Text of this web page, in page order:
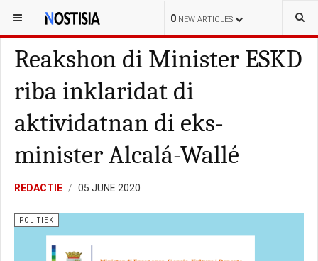
0 NEW ARTICLES
YOU ARE HERE: CURAÇAO LOKAL
Reakshon di Minister ESKD
riba inklaridat di
aktividatnan di eks-
minister Alcalá-Wallé
REDACTIE 05 JUNE 2020
POLITIEK